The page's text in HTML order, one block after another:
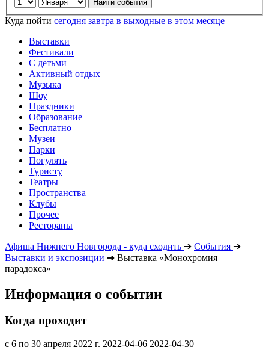
Куда пойти сегодня завтра в выходные в этом месяце
Выставки
Фестивали
С детьми
Активный отдых
Музыка
Шоу
Праздники
Образование
Бесплатно
Музеи
Парки
Погулять
Туристу
Театры
Пространства
Клубы
Прочее
Рестораны
Афиша Нижнего Новгорода - куда сходить ➔ События ➔
Выставки и экспозиции ➔ Выставка «Монохромия
парадокса»
Информация о событии
Когда проходит
с 6 по 30 апреля 2022 г. 2022-04-06 2022-04-30